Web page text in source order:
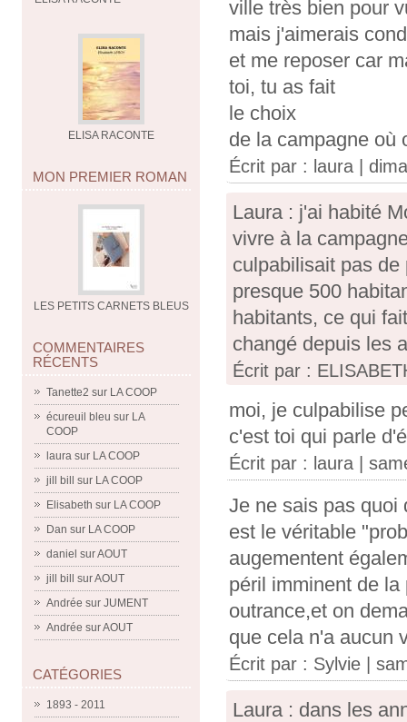
ELISA RACONTE
MON PREMIER ROMAN
LES PETITS CARNETS BLEUS
COMMENTAIRES
RÉCENTS
Tanette2 sur LA COOP
écureuil bleu sur LA
COOP
laura sur LA COOP
jill bill
sur LA COOP
Elisabeth sur LA COOP
Dan sur LA COOP
daniel surAOUT
jill bill
surAOUT
Andrée sur JUMENT
Andrée surAOUT
CATÉGORIES
1893 - 2011
ville très bien pour
mais j'aimerais
et me reposer car
toi, tu as fait
le choix
de la campagne où
Écrit par : laura |
Laura : j'ai habité
vivre à la
culpabilisait pas
presque 500
habitants, ce qui
changé depuis les
Écrit par :
moi, je culpabilise
c'est toi qui parle
Écrit par : laura |
Je ne sais pas quoi
est le véritable
augementent
péril imminent de
outrance,et on
que cela n'a aucun
Écrit par : Sylvie |
Laura : dans les